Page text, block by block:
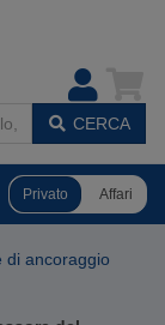
CERCA
Privato Affari
di ancoraggio